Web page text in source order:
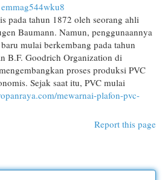
emmag544wku8
pada tahun 1872 oleh seorang ahli
Baumann. Namun, penggunaannya
mulai berkembang pada tahun
B.F. Goodrich Organization di
proses produksi PVC
Sejak saat itu, PVC mulai
mewarnai-plafon-pvc-
Report this page